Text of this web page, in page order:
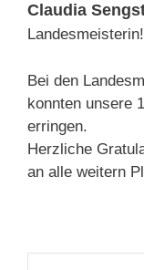
Claudia
Landesmeisterin!
Bei den
konnten unsere
erringen.
Herzliche
an alle weitern